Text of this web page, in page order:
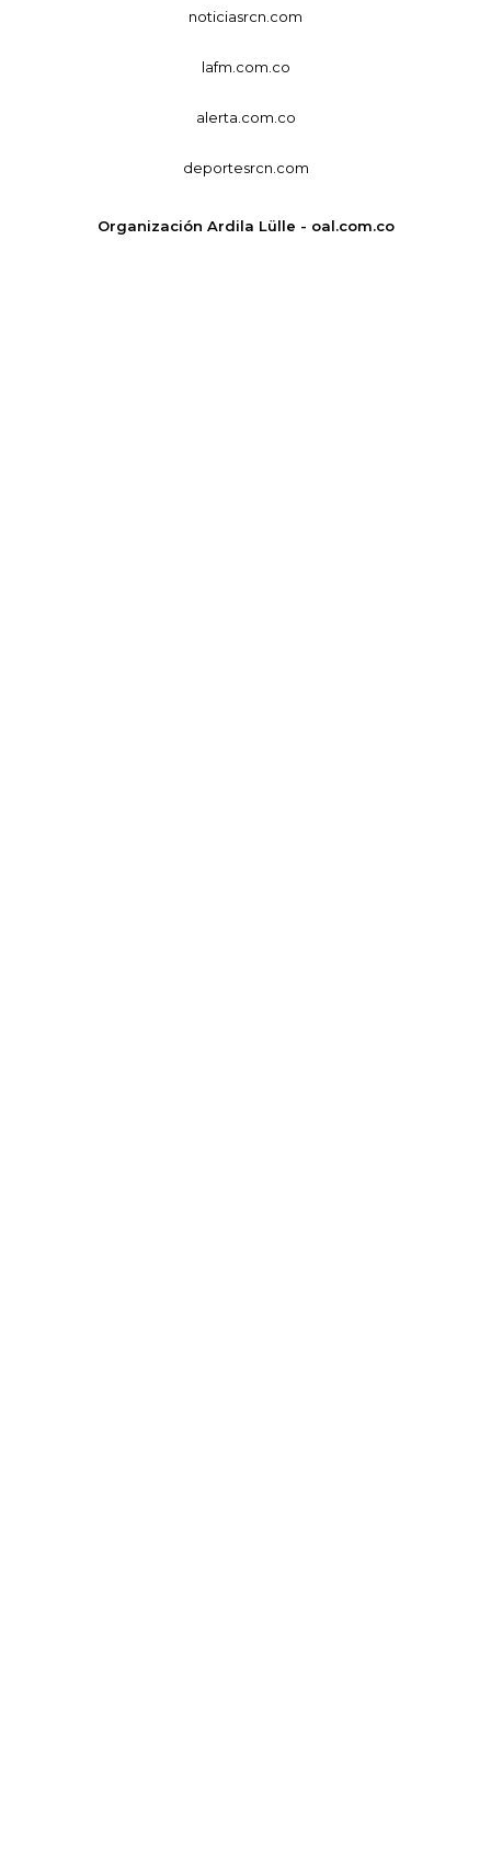
noticiasrcn.com
lafm.com.co
alerta.com.co
deportesrcn.com
Organización Ardila Lülle - oal.com.co